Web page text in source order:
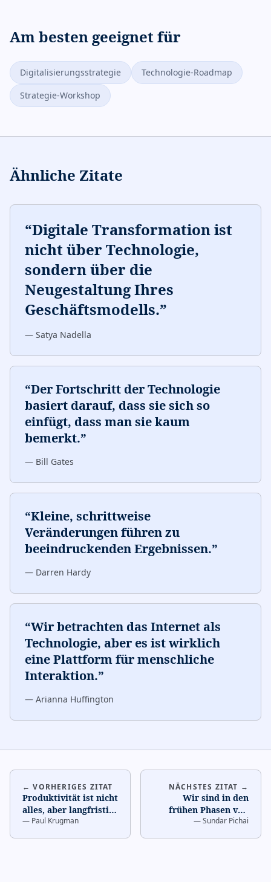
Am besten geeignet für
Digitalisierungsstrategie
Technologie-Roadmap
Strategie-Workshop
Ähnliche Zitate
“Digitale Transformation ist
nicht über Technologie,
sondern über die
Neugestaltung Ihres
Geschäftsmodells.”
— Satya Nadella
“Der Fortschritt der Technologie
basiert darauf, dass sie sich so
einfügt, dass man sie kaum
bemerkt.”
— Bill Gates
“Kleine, schrittweise
Veränderungen führen zu
beeindruckenden Ergebnissen.”
— Darren Hardy
“Wir betrachten das Internet als
Technologie, aber es ist wirklich
eine Plattform für menschliche
Interaktion.”
— Arianna Huffington
← VORHERIGES ZITAT
Produktivität ist nicht
alles, aber langfristig
ist es fast alles.
— Paul Krugman
NÄCHSTES ZITAT →
Wir sind in den
frühen Phasen von
etwas, das
—Sundar Pichai